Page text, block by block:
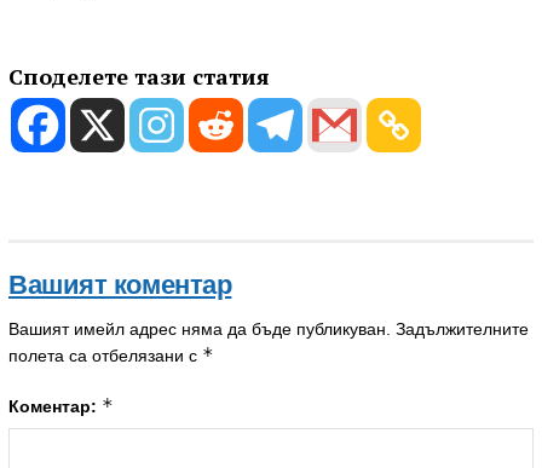
Споделете тази статия
Вашият коментар
Вашият имейл адрес няма да бъде публикуван. Задължителните
полета са отбелязани с *
Коментар: *